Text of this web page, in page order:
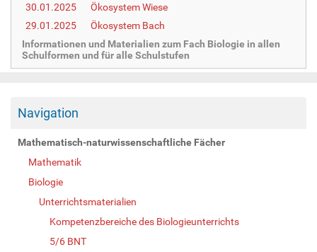
30.01.2025
Ökosystem Wiese
29.01.2025
Ökosystem Bach
Informationen und Materialien zum Fach Biologie in allen
Schulformen und für alle Schulstufen
Navigation
Mathematisch-naturwissenschaftliche Fächer
Mathematik
Biologie
Unterrichtsmaterialien
Kompetenzbereiche des Biologieunterrichts
5/6 BNT